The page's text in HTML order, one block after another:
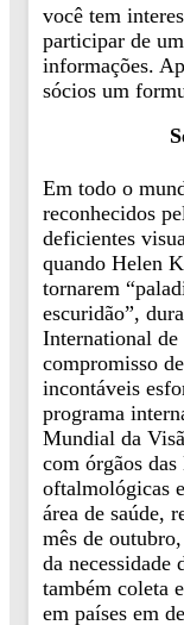
você tem
participar de
informações.
sócios um
Em todo o
reconhecidos
deficientes
quando Helen
tornarem
escuridão”,
International
compromisso
incontáveis
programa
Mundial da
com órgãos
oftalmológicas
área de saúde,
mês de
da necessidade
também coleta
em países em